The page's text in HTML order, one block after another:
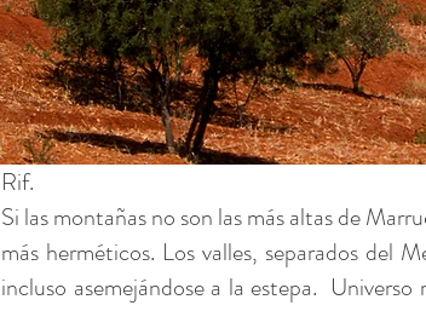
Rif.
Si las montañas no son las más altas de
más herméticos. Los valles, separados del
incluso asemejándose a la estepa. Universo